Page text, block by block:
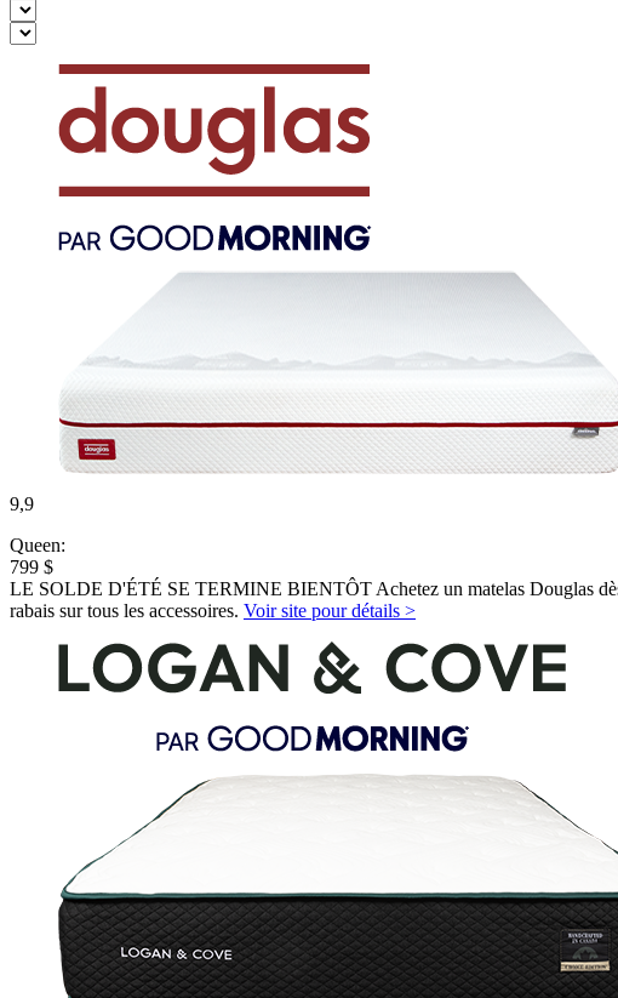
9,9
Queen:
799 $
LE SOLDE D'ÉTÉ SE TERMINE BIENTÔT Achetez un matelas Douglas
rabais sur tous les accessoires. Voir site pour détails >